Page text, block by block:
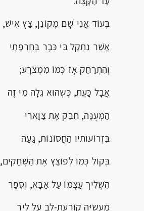
בְּעוֹד אֲנִי ֹשָם מְקוֹנֵן, צָץ אִישׁ,
אֲשֶׁר נִתְקַל בִּי כְּבָר בְּחֶרְפָּתִי
וְהִתְרַחֵק אָז כְּמוֹ מִמְּצֹרָע;
אֲבָל כָּעֵת, כְּשְהוּא גִּלָה מִי זֶה
הַמְּעֻנֶּה, חִבֵּק אֶת צַוָּארִי
בִּזְרוֹעותיו הַחֲסוֹנוֹת, גָּעָה
בְּקוֹל כְּמוֹ לְפוֹצֵץ אֶת הַשְּׁחָקִים,
הִֹשְלִיך עַצְמוֹ עַל אַבָּא, וְסִפֵּר
מַעֲשִֹיָּה קוֹרַעַת-לֵב עַל לִיר